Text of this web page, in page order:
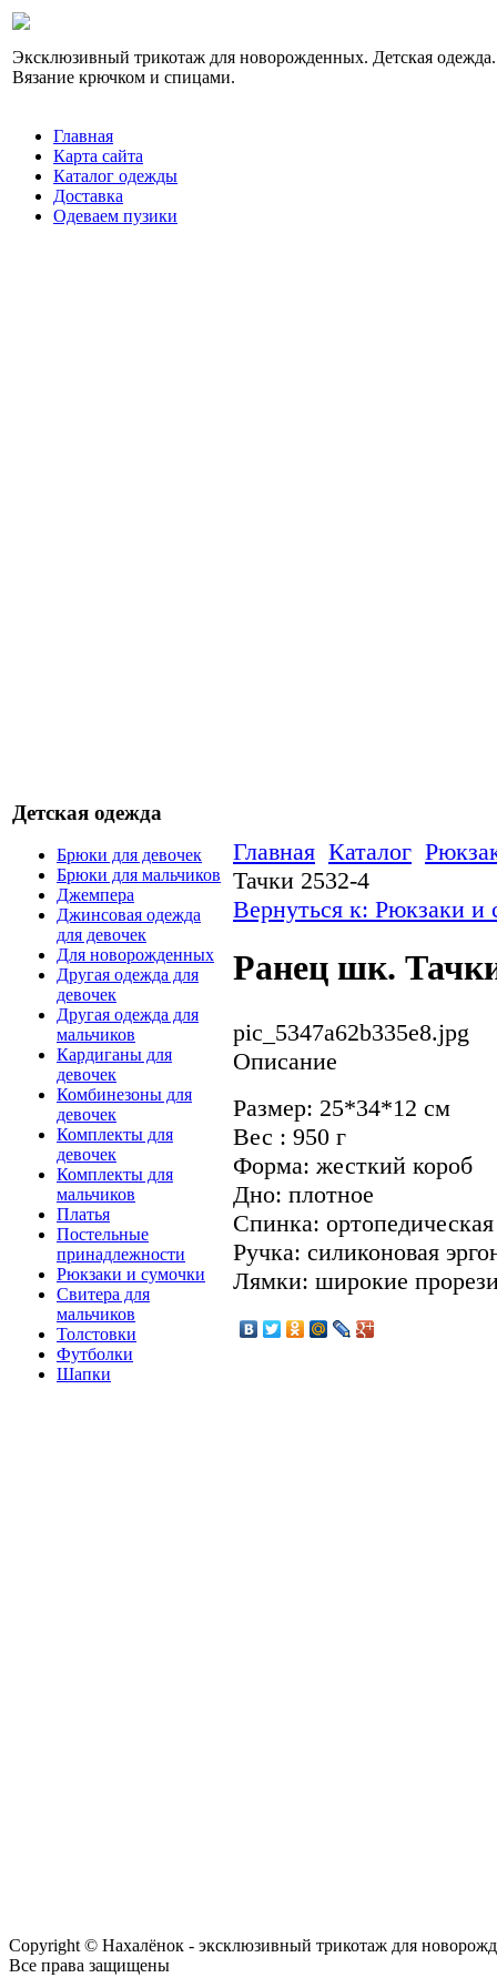
Эксклюзивный трикотаж для новорожденных. Детская одежда.
Вязание крючком и спицами.
Главная
Карта сайта
Каталог одежды
Доставка
Одеваем пузики
Детская одежда
Брюки для девочек
Брюки для мальчиков
Джемпера
Джинсовая одежда
для девочек
Для новорожденных
Другая одежда для
девочек
Другая одежда для
мальчиков
Кардиганы для
девочек
Комбинезоны для
девочек
Комплекты для
девочек
Комплекты для
мальчиков
Платья
Постельные
принадлежности
Рюкзаки и сумочки
Свитера для
мальчиков
Толстовки
Футболки
Шапки
Главная Каталог
Тачки 2532-4
Вернуться к: Рюкзаки и
Ранец шк.
pic_5347a62b335e8.jpg
Описание
Размер: 25*34*12 см
Вес : 950 г
Форма: жесткий короб
Дно: плотное
Спинка: ортопедическая
Ручка: силиконовая
Лямки: широкие
Copyright © Нахалёнок - эксклюзивный трикотаж для
Все права защищены